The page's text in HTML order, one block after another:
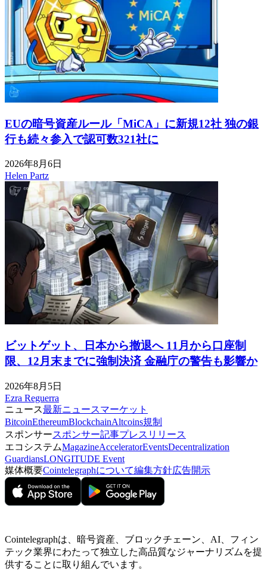
EUの暗号資産ルール「MiCA」に新規12社 独の銀
行も続々参入で認可数321社に
2026年8月6日
Helen Partz
ビットゲット、日本から撤退へ 11月から口座制
限、12月末までに強制決済 金融庁の警告も影響か
2026年8月5日
Ezra Reguerra
ニュース最新ニュースマーケット
BitcoinEthereumBlockchainAltcoins規制
スポンサースポンサー記事プレスリリース
エコシステムMagazineAcceleratorEventsDecentralization
GuardiansLONGITUDE Event
媒体概要Cointelegraphについて編集方針広告開示
Cointelegraphは、暗号資産、ブロックチェーン、AI、フィン
テック業界にわたって独立した高品質なジャーナリズムを提
供することに取り組んでいます。